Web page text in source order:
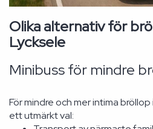
Olika alternativ för
Lycksele
Minibuss för mindre
För mindre och mer intima bröllop
ett utmärkt val: